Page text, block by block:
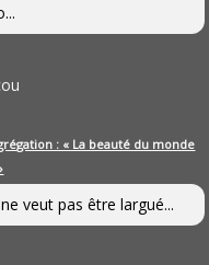
: « La beauté du monde
veut pas être largué...